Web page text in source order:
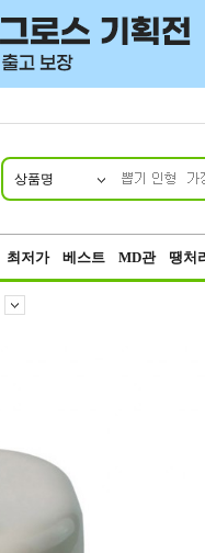
상품명
최저가 베스트 MD관 땡처